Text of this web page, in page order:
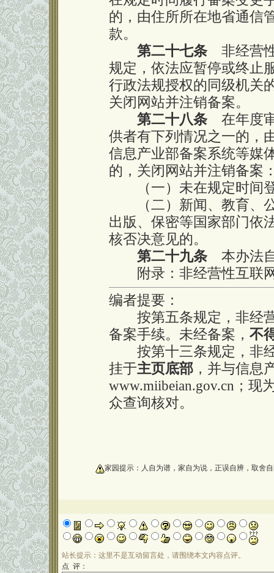
的，由住所所在地省通信
款。
第二十七条 非经营
规定，依法应暂停或终止
行政法规授权的同级机关
关闭网站并注销备案。
第二十八条 在年度
供者有下列情况之一的，
信息产业部备案系统等媒
的，关闭网站并注销备案
（一）未在规定时间登
（二）新闻、教育、公
出版、保密等国家部门依
核否决意见的。
第二十九条 本办法
附录：非经营性互联网
编者提要：
按第五条规定，非经营
备案手续。未经备案， 不
按第十三条规定，非经
挂于主页底部 ，并与信息
www.miibeian.gov.cn；现
众查询核对。
家园提示：人自为谱，家自为说，正误自辨，取舍
站长提示：这里不是互动留言处，请围绕本文内容点评。
点 评：